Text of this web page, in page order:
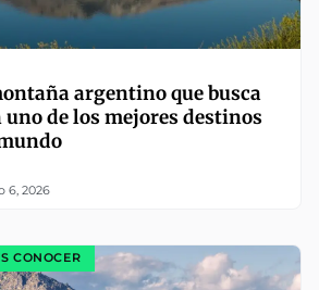
argentino que busca
de los mejores destinos
6, 2026
CONOCER